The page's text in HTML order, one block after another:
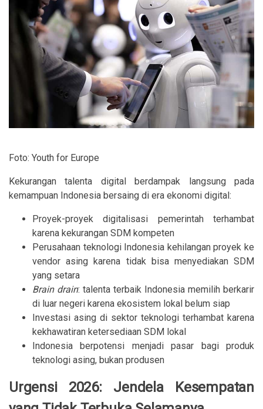
Foto: Youth for Europe
Kekurangan talenta digital berdampak langsung pada
kemampuan Indonesia bersaing di era ekonomi digital:
Proyek-proyek digitalisasi pemerintah terhambat
karena kekurangan SDM kompeten
Perusahaan teknologi Indonesia kehilangan proyek ke
vendor asing karena tidak bisa menyediakan SDM
yang setara
Brain drain: talenta terbaik Indonesia memilih berkarir
di luar negeri karena ekosistem lokal belum siap
Investasi asing di sektor teknologi terhambat karena
kekhawatiran ketersediaan SDM lokal
Indonesia berpotensi menjadi pasar bagi produk
teknologi asing, bukan produsen
Urgensi 2026: Jendela Kesempatan